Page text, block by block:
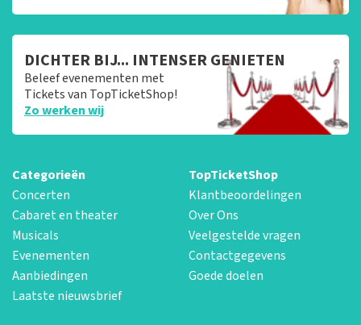
DICHTER BIJ... INTENSER GENIETEN
Beleef evenementen met
Tickets van TopTicketShop!
Zo werken wij
Categorieën
Concerten
Cabaret en theater
Musicals
Evenementen
Aanbiedingen
Laatste nieuwsbrief
TopTicketShop
Klantbeoordelingen
Over Ons
Veelgestelde vragen
Contactgegevens
Goede doelen